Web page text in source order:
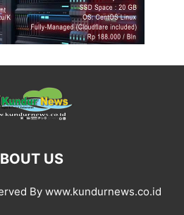
US
By www.kundurnews.co.id